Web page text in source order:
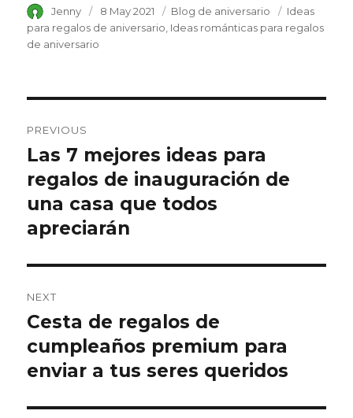
Author
Jenny
Posted
on
8 May 2021 Category
Blog de aniversario Tags
Ideas
para regalos de aniversario Ideas románticas para regalos
de aniversario
navigation
PREVIOUS
Previous
post:
Las 7 mejores ideas para
regalos de inauguración de
una casa que todos
apreciarán
NEXT
Next
post:
Cesta de regalos de
cumpleaños premium para
enviar a tus seres queridos